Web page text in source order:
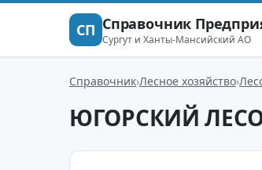
СП Справочник
Сургут и Ханты-Мансийский АО
Справочник Лесное хозяйство
ЮГОРСКИЙ